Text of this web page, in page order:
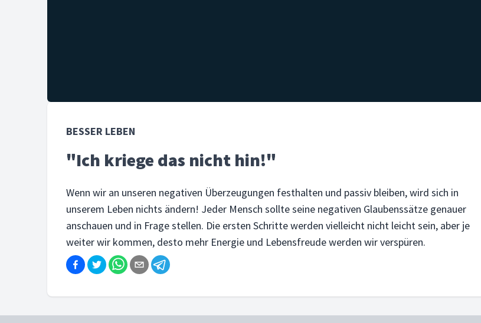
BESSER LEBEN
"Ich kriege das nicht hin!"
Wenn wir an unseren negativen Überzeugungen festhalten und passiv bleiben, wird sich in
unserem Leben nichts ändern! Jeder Mensch sollte seine negativen Glaubenssätze genauer
anschauen und in Frage stellen. Die ersten Schritte werden vielleicht nicht leicht sein, aber je
weiter wir kommen, desto mehr Energie und Lebensfreude werden wir verspüren.